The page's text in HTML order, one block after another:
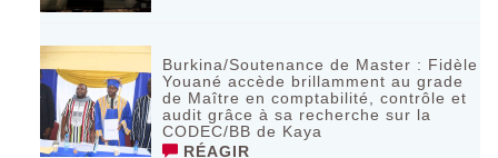
Burkina/Soutenance de Master : Fidèle
Youané accède brillamment au grade
de Maître en comptabilité, contrôle et
audit grâce à sa recherche sur la
CODEC/BB de Kaya
RÉAGIR